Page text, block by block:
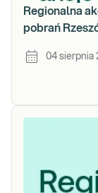
Regionalna
pobrań
04 sierpnia